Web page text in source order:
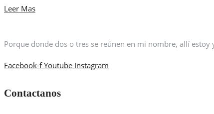
Leer Mas
Porque donde dos o tres se reúnen en mi nombre, allí
Facebook-f Youtube Instagram
Contactanos